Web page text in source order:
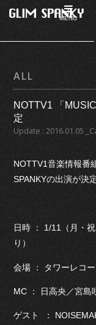
MENU
ALL
NOTTV1 「
定
Update : 2016.01.05
NOTTV1音楽情報番
SPANKYの出演が決
日時 ： 1/11（月・
り）
会場 ： タワーレコ
MC ： 日高央／宮島
ゲスト ：